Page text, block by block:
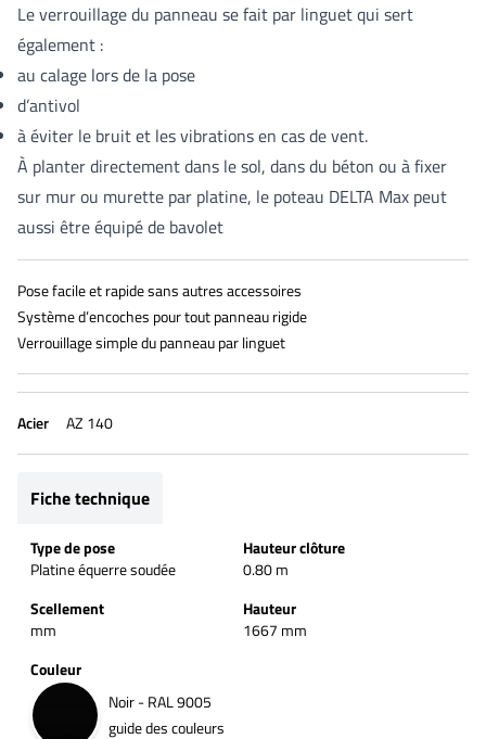
Le verrouillage du panneau se fait par linguet qui sert
également :
au calage lors de la pose
d’antivol
à éviter le bruit et les vibrations en cas de vent.
À planter directement dans le sol, dans du béton ou à fixer
sur mur ou murette par platine, le poteau DELTA Max peut
aussi être équipé de bavolet
Pose facile et rapide sans autres accessoires
Système d’encoches pour tout panneau rigide
Verrouillage simple du panneau par linguet
Acier AZ 140
Fiche technique
Type de pose
Platine équerre soudée
Hauteur clôture
0.80 m
Scellement
mm
Hauteur
1667 mm
Couleur
Noir - RAL 9005
guide des couleurs